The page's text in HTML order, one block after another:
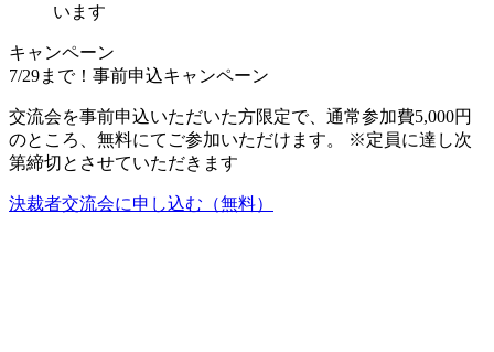
います
キャンペーン
7/29まで！事前申込キャンペーン
交流会を事前申込いただいた方限定で、 通常参加費5,000円
のところ、無料にてご参加いただけます。
※定員に達し次
第締切とさせていただきます
決裁者交流会に申し込む（無料）